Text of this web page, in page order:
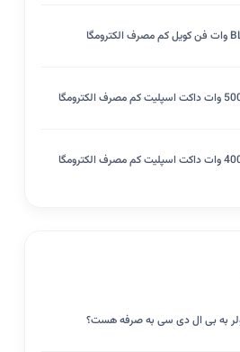
به بی ال دی سی به صرفه هست؟